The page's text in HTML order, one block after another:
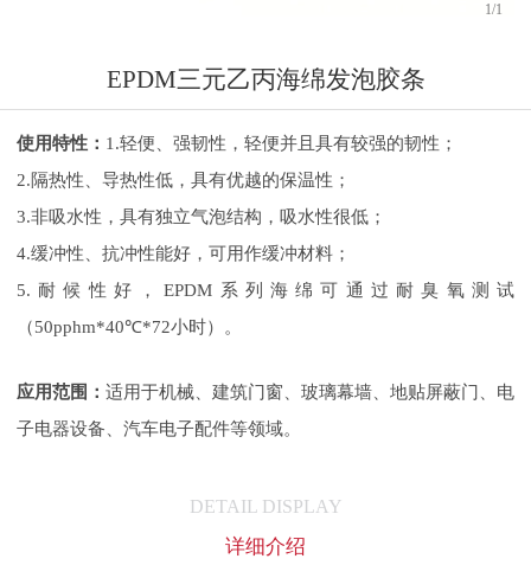
1/1
EPDM三元乙丙海绵发泡胶条
使用特性： 1.轻便、强韧性，轻便并且具有较强的韧性；
2.隔热性、导热性低，具有优越的保温性；
3.非吸水性，具有独立气泡结构，吸水性很低；
4.缓冲性、抗冲性能好，可用作缓冲材料；
5.耐候性好，EPDM系列海绵可通过耐臭氧测试
（50pphm*40℃*72小时）。
应用范围 ： 适用于机械、建筑门窗、玻璃幕墙、地贴屏蔽门、电
子电器设备、汽车电子配件等领域。
DETAIL DISPLAY
详细介绍